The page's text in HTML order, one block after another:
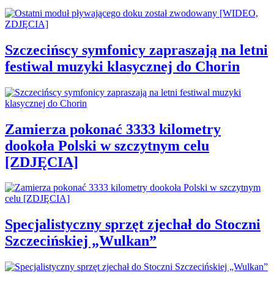
Szczecińscy symfonicy zapraszają na letni
festiwal muzyki klasycznej do Chorin
Zamierza pokonać 3333 kilometry
dookoła Polski w szczytnym celu
[ZDJĘCIA]
Specjalistyczny sprzęt zjechał do Stoczni
Szczecińskiej „Wulkan”